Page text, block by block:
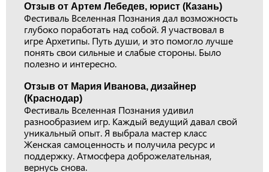
Отзыв от Артем Лебедев, юрист (Казань)
Фестиваль Вселенная Познания дал возможность
глубоко поработать над собой. Я участвовал в
игре Архетипы. Путь души, и это помогло лучше
понять свои сильные и слабые стороны. Было
полезно и интересно.
Отзыв от Мария Иванова, дизайнер
(Краснодар)
Фестиваль Вселенная Познания удивил
разнообразием игр. Каждый ведущий давал свой
уникальный опыт. Я выбрала мастер класс
Женская самоценность и получила ресурс и
поддержку. Атмосфера доброжелательная,
вернусь снова.